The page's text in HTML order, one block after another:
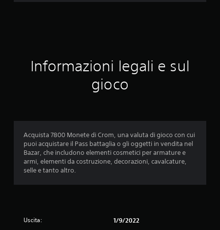
o
Informazioni legali e sul
gioco
Acquista 7800 Monete di Crom, una valuta di gioco con cui
puoi acquistare il Pass battaglia o gli oggetti in vendita nel
Bazar, che includono elementi cosmetici per armature e
armi, elementi da costruzione, decorazioni, cavalcature,
selle e tanto altro.
Uscita: 1/9/2022